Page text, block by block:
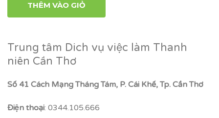
THÊM VÀO GIỎ
Trung tâm Dich vụ việc làm Thanh
niên Cần Thơ
Số 41 Cách Mạng Tháng Tám, P. Cái Khế, Tp. Cần Thơ
Điện thoại: 0344.105.666